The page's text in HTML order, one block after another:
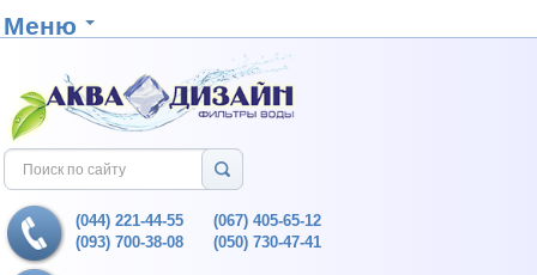
Меню
(044) 221-44-55
(093) 700-38-08
(067) 405-65-12
(050) 730-47-41